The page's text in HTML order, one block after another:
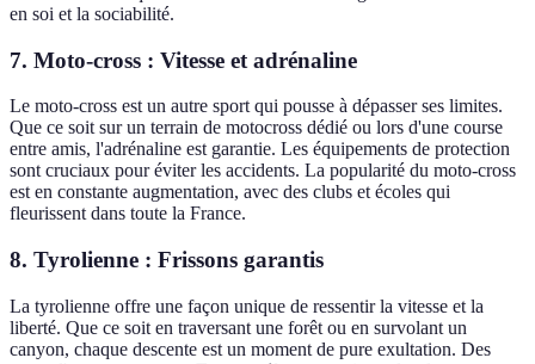
en soi et la sociabilité.
7. Moto-cross : Vitesse et adrénaline
Le moto-cross est un autre sport qui pousse à dépasser ses limites.
Que ce soit sur un terrain de motocross dédié ou lors d'une course
entre amis, l'adrénaline est garantie. Les équipements de protection
sont cruciaux pour éviter les accidents. La popularité du moto-cross
est en constante augmentation, avec des clubs et écoles qui
fleurissent dans toute la France.
8. Tyrolienne : Frissons garantis
La tyrolienne offre une façon unique de ressentir la vitesse et la
liberté. Que ce soit en traversant une forêt ou en survolant un
canyon, chaque descente est un moment de pure exultation. Des